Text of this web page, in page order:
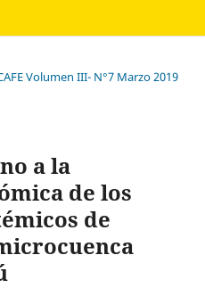
Volumen III- N°7 Marzo 2019
a la
de los
de